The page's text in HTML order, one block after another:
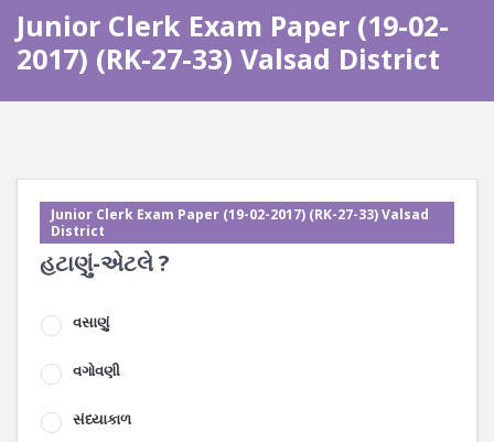
Junior Clerk Exam Paper (19-02-
2017) (RK-27-33) Valsad District
Junior Clerk Exam Paper (19-02-2017) (RK-27-33) Valsad
District
હટાણું-એટલે ?
વસાણું
વગોવણી
સંધ્યાકાળ